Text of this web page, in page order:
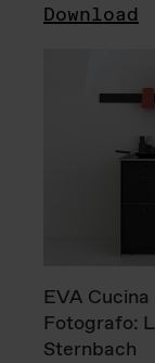
Download
EVA Cucina
Fotografo:
Sternbach